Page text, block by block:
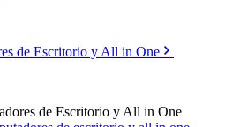
de Escritorio y All in One
de Escritorio y All in One